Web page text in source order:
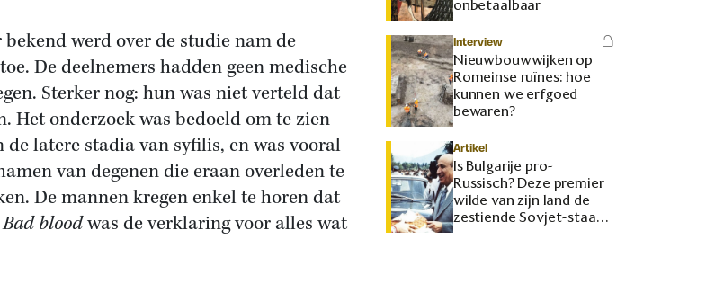
werd over de studie nam de
De deelnemers hadden geen medische
Sterker nog: hun was niet verteld dat
Het onderzoek was bedoeld om te zien
de latere stadia van syfilis, en was vooral
van degenen die eraan overleden te
De mannen kregen enkel te horen dat
Bad bloodwas de verklaring voor alles wat
onbetaalbaar
Interview
Nieuwbouwwijken op
Romeinse ruïnes: hoe
kunnen we erfgoed
bewaren?
Artikel
Is Bulgarije pro-
Russisch? Deze premier
wilde van zijn land de
zestiende Sovjet-staat
maken